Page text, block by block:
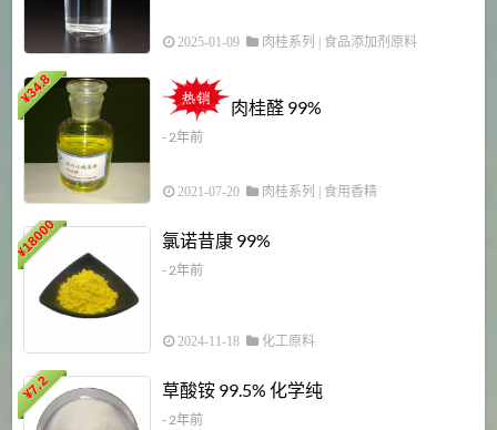
2025-01-09 肉桂系列 食品添加剂原料
¥
34.8
肉桂醛 99%
- 2年前
2021-07-20 肉桂系列 食用香精
¥
18000 氯诺昔康 99%
- 2年前
2024-11-18 化工原料
¥
7.2 草酸铵 99.5% 化学纯
- 2年前